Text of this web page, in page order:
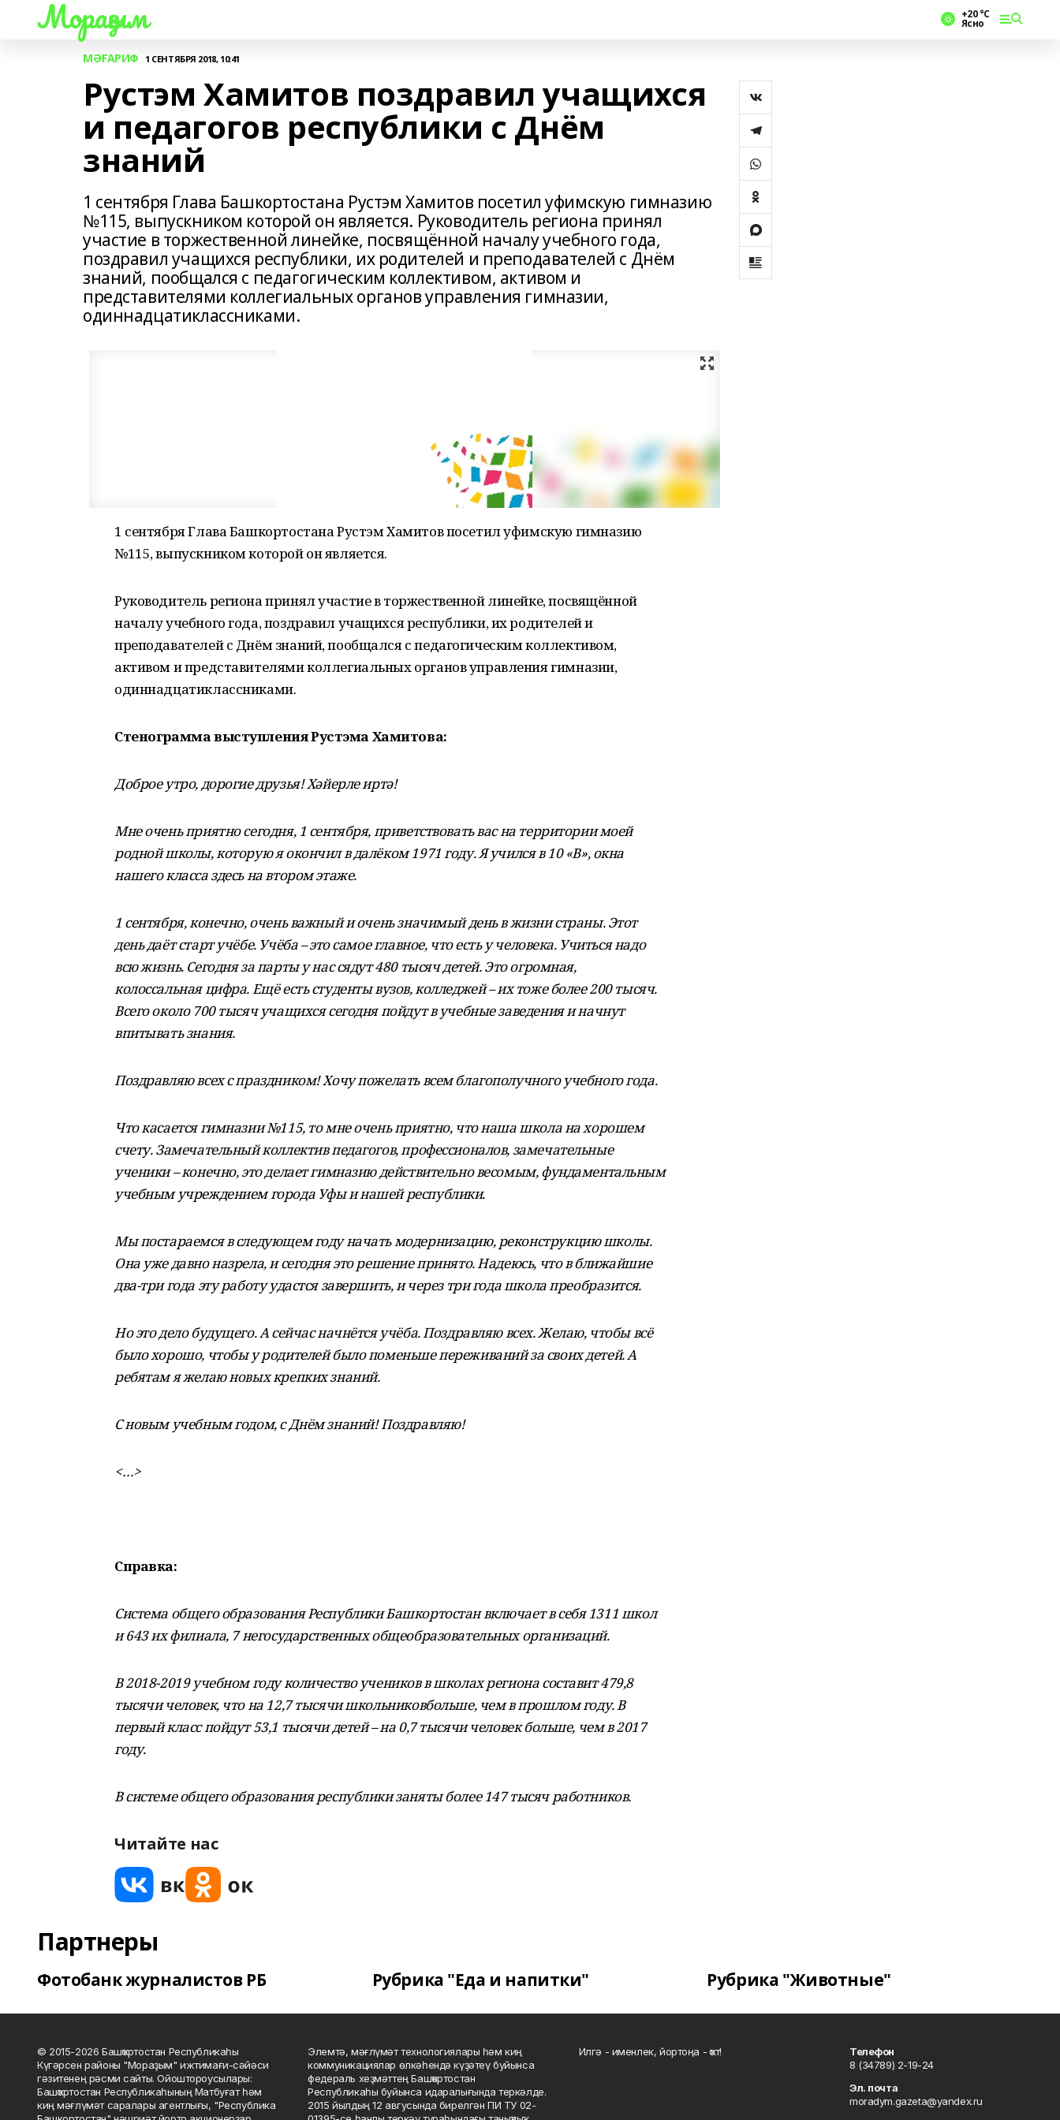
Мораҙым +20 °С
Ясно
МӘҒАРИФ 1 СЕНТЯБРЯ 2018, 10:41
Рустэм Хамитов поздравил учащихся
и педагогов республики с Днём
знаний
1 сентября Глава Башкортостана Рустэм Хамитов посетил уфимскую гимназию
№115, выпускником которой он является. Руководитель региона принял
участие в торжественной линейке, посвящённой началу учебного года,
поздравил учащихся республики, их родителей и преподавателей с Днём
знаний, пообщался с педагогическим коллективом, активом и
представителями коллегиальных органов управления гимназии,
одиннадцатиклассниками.
1 сентября Глава Башкортостана Рустэм Хамитов посетил уфимскую гимназию
№115, выпускником которой он является.
Руководитель региона принял участие в торжественной линейке, посвящённой
началу учебного года, поздравил учащихся республики, их родителей и
преподавателей с Днём знаний, пообщался с педагогическим коллективом,
активом и представителями коллегиальных органов управления гимназии,
одиннадцатиклассниками.
Стенограмма выступления Рустэма Хамитова:
Доброе утро, дорогие друзья! Хәйерле иртә!
Мне очень приятно сегодня, 1 сентября, приветствовать вас на территории моей
родной школы, которую я окончил в далёком 1971 году. Я учился в 10 «В», окна
нашего класса здесь на втором этаже.
1 сентября, конечно, очень важный и очень значимый день в жизни страны. Этот
день даёт старт учёбе. Учёба – это самое главное, что есть у человека. Учиться надо
всю жизнь. Сегодня за парты у нас сядут 480 тысяч детей. Это огромная,
колоссальная цифра. Ещё есть студенты вузов, колледжей – их тоже более 200 тысяч.
Всего около 700 тысяч учащихся сегодня пойдут в учебные заведения и начнут
впитывать знания.
Поздравляю всех с праздником! Хочу пожелать всем благополучного учебного года.
Что касается гимназии №115, то мне очень приятно, что наша школа на хорошем
счету. Замечательный коллектив педагогов, профессионалов, замечательные
ученики – конечно, это делает гимназию действительно весомым, фундаментальным
учебным учреждением города Уфы и нашей республики.
Мы постараемся в следующем году начать модернизацию, реконструкцию школы.
Она уже давно назрела, и сегодня это решение принято. Надеюсь, что в ближайшие
два-три года эту работу удастся завершить, и через три года школа преобразится.
Но это дело будущего. А сейчас начнётся учёба. Поздравляю всех. Желаю, чтобы всё
было хорошо, чтобы у родителей было поменьше переживаний за своих детей. А
ребятам я желаю новых крепких знаний.
С новым учебным годом, с Днём знаний! Поздравляю!
<…>
Справка:
Система общего образования Республики Башкортостан включает в себя 1311 школ
и 643 их филиала, 7 негосударственных общеобразовательных организаций.
В 2018-2019 учебном году количество учеников в школах региона составит 479,8
тысячи человек, что на 12,7 тысячи школьниковбольше, чем в прошлом году. В
первый класс пойдут 53,1 тысячи детей – на 0,7 тысячи человек больше, чем в 2017
году.
В системе общего образования республики заняты более 147 тысяч работников.
Читайте нас
Партнеры
Фотобанк журналистов РБ Рубрика "Еда и напитки" Рубрика "Животные"
© 2015-2026 Башҡортостан Республикаһы
Күгәрсен районы "Мораҙым" ижтимағи-сәйәси
гәзитенең рәсми сайты. Ойоштороусылары:
Башҡортостан Республикаһының Матбуғат һәм
киң мәғлүмәт саралары агентлығы, "Республика
Элемтә, мәғлүмәт технологиялары һәм киң
коммуникациялар өлкәһендә күҙәтеү буйынса
федераль хеҙмәттең Башҡортостан
Республикаһы буйынса идаралығында теркәлде.
2015 йылдың 12 авгусында бирелгән ПИ ТУ 02-
Илгә - именлек, йортоңа - ҡот!
Телефон
8 (34789) 2-19-24
Эл. почта
moradym.gazeta@yandex.ru